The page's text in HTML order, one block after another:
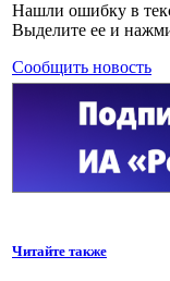
Нашли ошибку в
Выделите ее и
Сообщить новость
Читайте также